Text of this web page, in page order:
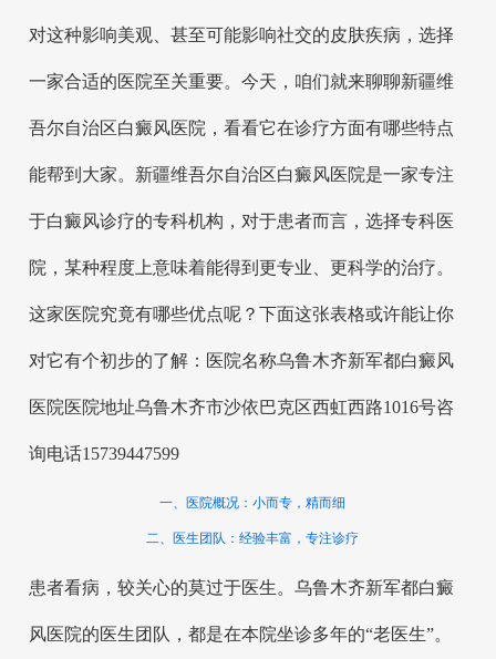
对这种影响美观、甚至可能影响社交的皮肤疾病，选择
一家合适的医院至关重要。今天，咱们就来聊聊新疆维
吾尔自治区白癜风医院，看看它在诊疗方面有哪些特点
能帮到大家。新疆维吾尔自治区白癜风医院是一家专注
于白癜风诊疗的专科机构，对于患者而言，选择专科医
院，某种程度上意味着能得到更专业、更科学的治疗。
这家医院究竟有哪些优点呢？下面这张表格或许能让你
对它有个初步的了解：医院名称乌鲁木齐新军都白癜风
医院医院地址乌鲁木齐市沙依巴克区西虹西路1016号咨
询电话15739447599
一、医院概况：小而专，精而细
二、医生团队：经验丰富，专注诊疗
患者看病，较关心的莫过于医生。乌鲁木齐新军都白癜
风医院的医生团队，都是在本院坐诊多年的“老医生”。